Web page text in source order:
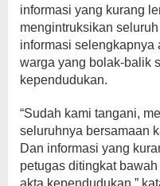
informasi yang kurang
mengintruksikan
informasi selengkapnya
warga yang bolak-balik
kependudukan.
“Sudah kami tangani,
seluruhnya bersamaan
Dan informasi yang
petugas ditingkat
akta kependudukan,”